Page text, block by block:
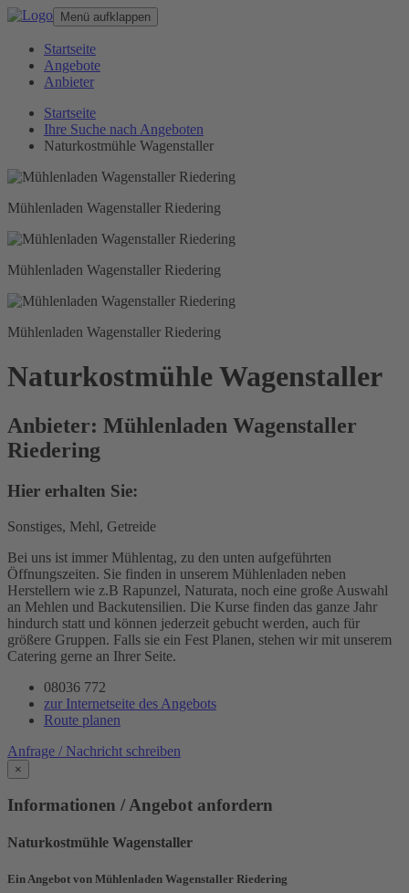
Menü aufklappen
Startseite
Angebote
Anbieter
Startseite
Ihre Suche nach Angeboten
Naturkostmühle Wagenstaller
Mühlenladen Wagenstaller Riedering
Mühlenladen Wagenstaller Riedering
Mühlenladen Wagenstaller Riedering
Naturkostmühle Wagenstaller
Anbieter: Mühlenladen Wagenstaller
Riedering
Hier erhalten Sie:
Sonstiges, Mehl, Getreide
Bei uns ist immer Mühlentag, zu den unten aufgeführten
Öffnungszeiten. Sie finden in unserem Mühlenladen neben
Herstellern wie z.B Rapunzel, Naturata, noch eine große Auswahl
an Mehlen und Backutensilien. Die Kurse finden das ganze Jahr
hindurch statt und können jederzeit gebucht werden, auch für
größere Gruppen. Falls sie ein Fest Planen, stehen wir mit unserem
Catering gerne an Ihrer Seite.
08036 772
zur Internetseite des Angebots
Route planen
Anfrage / Nachricht schreiben
×
Informationen / Angebot anfordern
Naturkostmühle Wagenstaller
Ein Angebot von Mühlenladen Wagenstaller Riedering